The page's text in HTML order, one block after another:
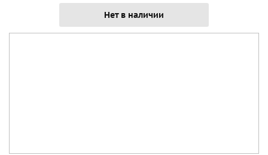
Нет в наличии